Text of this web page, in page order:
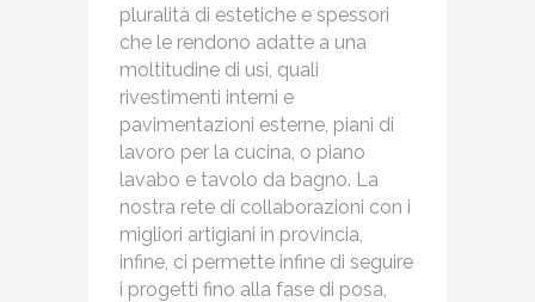
pluralità di estetiche e spessori
che le rendono adatte a una
moltitudine di usi, quali
rivestimenti interni e
pavimentazioni esterne, piani di
lavoro per la cucina, o piano
lavabo e tavolo da bagno. La
nostra rete di collaborazioni con i
migliori artigiani in provincia,
infine, ci permette infine di seguire
i progetti fino alla fase di posa,